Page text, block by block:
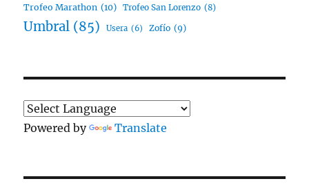
Trofeo Marathon (10) Trofeo San Lorenzo (8)
Umbral (85) Usera (6) Zofío (9)
Powered by Translate